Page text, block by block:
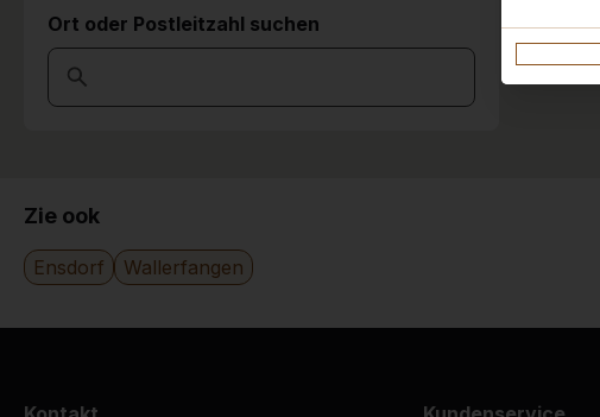
Ort oder Postleitzahl suchen
Zie ook
Ensdorf Wallerfangen